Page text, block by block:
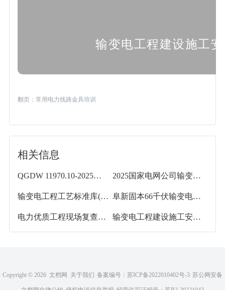
输变电工程建设施工
翻页：常用电力线路金具培训
相关信息
QGDW 11970.10-2025输变电工程水土保持技术规程第10部分 水土保持设施运行维护 2025国家电网公司输变电工程建设安全三全检查工作手册
输变电工程工艺标准库(变电 送电线路) 阜新固本66千伏输变电工程建设管理纲要
电力优质工程现场复查要点解读(输变电工程) 输变电工程建设施工安全强制措施(155页)
Copyright © 2026 文档网 关于我们 备案编号： 苏ICP备2022010402号-3 苏公网安备